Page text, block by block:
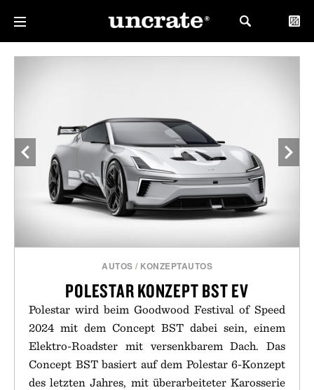
AUTOS / KONZEPTAUTOS
POLESTAR KONZEPT BST EV
Polestar wird beim Goodwood Festival of Speed
2024 mit dem Concept BST dabei sein, einem
Elektro-Roadster mit versenkbarem Dach. Das
Concept BST basiert auf dem Polestar 6-Konzept
des letzten Jahres, mit überarbeiteter Karosserie